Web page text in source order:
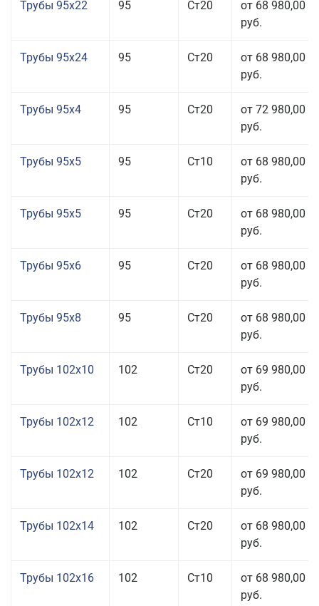
Трубы 95x22 95 Ст20
от 68 980,00
руб.
Трубы 95x24 95 Ст20
от 68 980,00
руб.
Трубы 95x4 95 Ст20
от 72 980,00
руб.
Трубы 95x5 95 Ст10
от 68 980,00
руб.
Трубы 95x5 95 Ст20
от 68 980,00
руб.
Трубы 95x6 95 Ст20
от 68 980,00
руб.
Трубы 95x8 95 Ст20
от 68 980,00
руб.
Трубы 102x10 102 Ст20
от 69 980,00
руб.
Трубы 102x12 102 Ст10
от 69 980,00
руб.
Трубы 102x12 102 Ст20
от 69 980,00
руб.
Трубы 102x14 102 Ст20
от 68 980,00
руб.
Трубы 102x16 102 Ст10
от 68 980,00
руб.